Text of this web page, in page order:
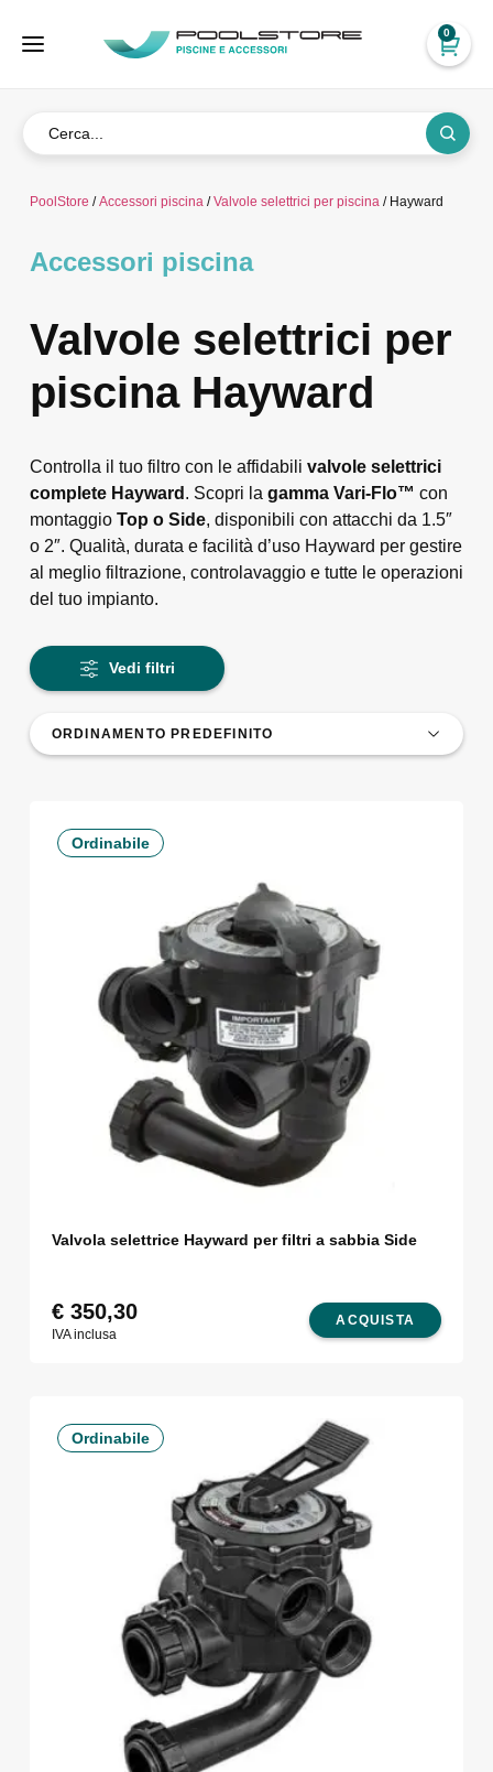
0
PoolStore /Accessori piscina/Valvole selettrici per piscina/ Hayward
Accessori piscina
Valvole selettrici per
piscina Hayward
Controlla il tuo filtro con le affidabili valvole selettrici
complete Hayward . Scopri la gamma Vari-Flo™ con
montaggio Top o Side, disponibili con attacchi da 1.5″
o 2″. Qualità, durata e facilità d’uso Hayward per gestire
al meglio filtrazione, controlavaggio e tutte le operazioni
del tuo impianto.
Vedi filtri
Ordinabile
Valvola selettrice Hayward per filtri a sabbia Side
ACQUISTA
€350,30
IVA inclusa
Ordinabile